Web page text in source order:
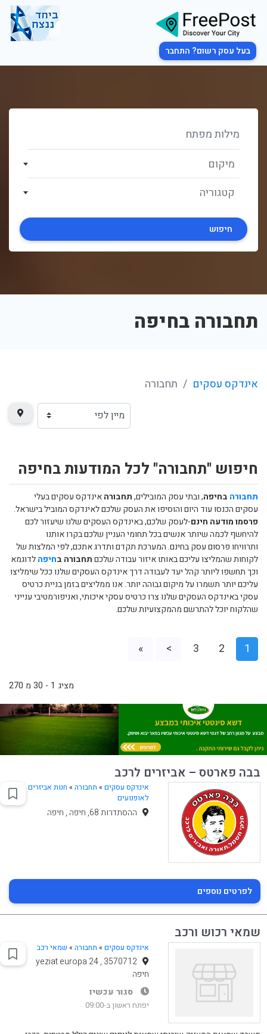
בעל עסק רשום? התחבר
מיקום
קטגוריה
חיפוש
תחבורה בחיפה
אינדקס עסקים תחבורה
חיפוש "תחבורה" לכל המודעות בחיפה
תחבורה בחיפה, ובתי עסק המובילים,תחבורהאינדקס עסקים בעלי
עסקים הכנסו עוד היום והוסיפו את העסק שלכם לאינדקס המוביל בישראל.
פרסמו מודעה חינם-לעסק שלכם, באינדקס העסקים שלנו שיעזור לכם
להיחשף לכמה שיותר אנשים בכל תחומי העניין שלכם בקרו אותנו
ותרוויחו פרסום עסק בחינם. המערכת תקדם ותדרג אתכם, לפי המלצות של
לקוחות שהמליצו עליכם באותו איזור עבודה שלכםתחבורה בחיפהלדוגמא
וכך תחשפו ליותר קהל יעד לעבודה דרך אינדקס העסקים שלנו ככל שימליצו
עליכם יותר תשמרו על מיקום גבוהה יותר. אנו ממליצים בזמן בניית כרטיס
עסקי באינדקס העסקים שלנו צרו כרטיס עסקי איכותי, ואניפורמטיבי ענייני
שהלקוח יוכל להתרשם מהמקצועיות שלכם.
1
2
3
>
»
מציג 1 - 30 מ 270
בבה פארטס – אביזרים לרכב
אינדקס עסקים » תחבורה» חנות אביזרים
לאופנועים
ההסתדרות 68, חיפה , חיפה
לפרטים נוספים
שמאי רכוש ורכב
אינדקס עסקים » תחבורה» שמאי רכב
yeziat europa 24 , 3570712
חיפה
סגור עכשיו
יפתח ראשון ב-09:00